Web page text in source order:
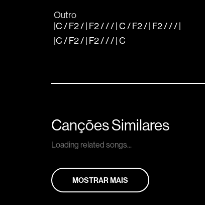
Outro
|C / F2 / | F2 / / / | C / F2 / | F2 / / / |
|C / F2 / | F2 / / / | C
Canções Similares
Loading related songs...
MOSTRAR MAIS